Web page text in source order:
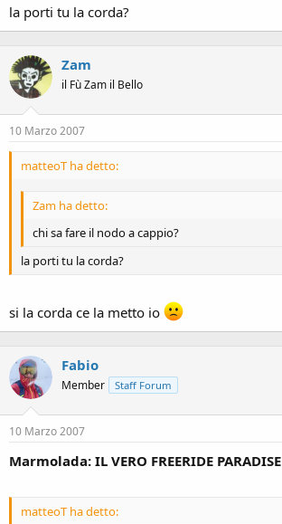
la porti tu la corda?
Zam
il Fù Zam il Bello
10 Marzo 2007
matteoT ha detto:
Zam ha detto:
chi sa fare il nodo a cappio?
la porti tu la corda?
si la corda ce la metto io
Fabio
Member Staff Forum
10 Marzo 2007
Marmolada: IL VERO FREERIDE PARADISE
matteoT ha detto: